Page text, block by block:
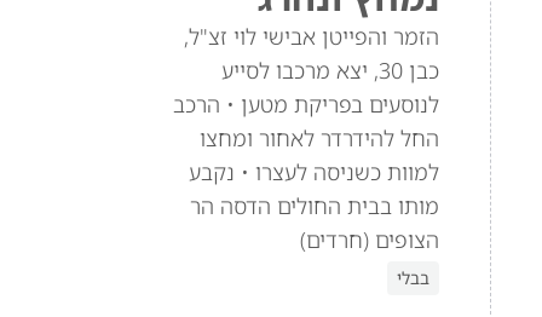
הזמר והפייטן אבישי לוי זצ"ל,
כבן 30, יצא מרכבו לסייע
לנוסעים בפריקת מטען • הרכב
החל להידרדר לאחור ומחצו
למוות כשניסה לעצרו • נקבע
מותו בבית החולים הדסה הר
הצופים (חרדים)
בבלי